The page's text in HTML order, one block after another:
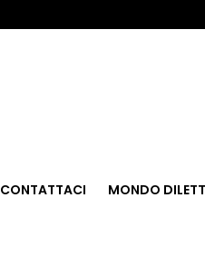
CONTATTACI MONDO